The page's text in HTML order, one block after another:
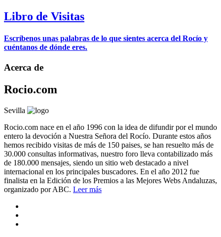
Libro de Visitas
Escríbenos unas palabras de lo que sientes acerca del Rocío y
cuéntanos de dónde eres.
Acerca de
Rocio.com
Sevilla
Rocio.com nace en el año 1996 con la idea de difundir por el mundo
entero la devoción a Nuestra Señora del Rocío. Durante estos años
hemos recibido visitas de más de 150 paises, se han resuelto más de
30.000 consultas informativas, nuestro foro lleva contabilizado más
de 180.000 mensajes, siendo un sitio web destacado a nivel
internacional en los principales buscadores. En el año 2012 fue
finalista en la Edición de los Premios a las Mejores Webs Andaluzas,
organizado por ABC. Leer más